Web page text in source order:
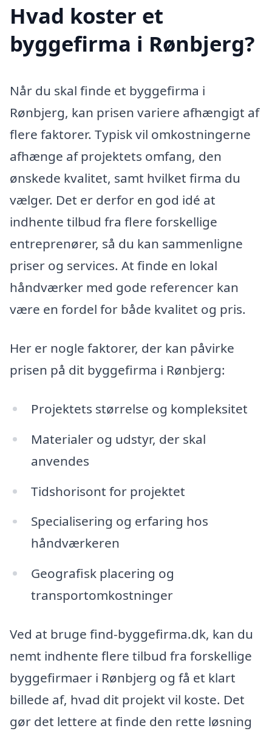
Hvad koster et
byggefirma i Rønbjerg?
Når du skal finde et byggefirma i
Rønbjerg, kan prisen variere afhængigt af
flere faktorer. Typisk vil omkostningerne
afhænge af projektets omfang, den
ønskede kvalitet, samt hvilket firma du
vælger. Det er derfor en god idé at
indhente tilbud fra flere forskellige
entreprenører, så du kan sammenligne
priser og services. At finde en lokal
håndværker med gode referencer kan
være en fordel for både kvalitet og pris.
Her er nogle faktorer, der kan påvirke
prisen på dit byggefirma i Rønbjerg:
Projektets størrelse og kompleksitet
Materialer og udstyr, der skal
anvendes
Tidshorisont for projektet
Specialisering og erfaring hos
håndværkeren
Geografisk placering og
transportomkostninger
Ved at bruge find-byggefirma.dk, kan du
nemt indhente flere tilbud fra forskellige
byggefirmaer i Rønbjerg og få et klart
billede af, hvad dit projekt vil koste. Det
gør det lettere at finde den rette løsning